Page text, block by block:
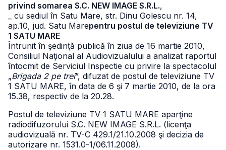
privind somarea S.C. NEW IMAGE S.R.L.,
_ cu sediul în Satu Mare, str. Dinu Golescu nr. 14,
ap.10, jud. Satu Marepentru postul de televiziune TV
1 SATU MARE
Întrunit în şedinţă publică în ziua de 16 martie 2010,
Consiliul Naţional al Audiovizualului a analizat raportul
întocmit de Serviciul Inspectie cu privire la spectacolul
„Brigada 2 pe trei”, difuzat de postul de televiziune TV
1 SATU MARE, în data de 6 şi 7 martie 2010, de la ora
15.38, respectiv de la 20.28.
Postul de televiziune TV 1 SATU MARE aparţine
radiodifuzorului S.C. NEW IMAGE S.R.L. (licenţa
audiovizuală nr. TV-C 429.1/21.10.2008 şi decizia de
autorizare nr. 1531.0-1/06.11.2008).